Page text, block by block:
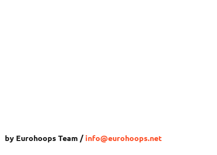
by Eurohoops Team /info@eurohoops.net